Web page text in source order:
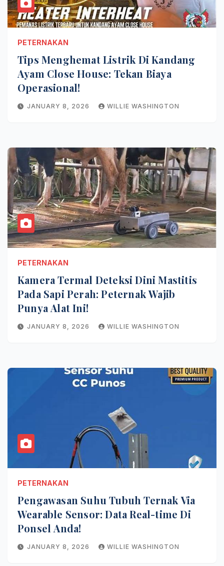
PETERNAKAN
Tips Menghemat Listrik Di Kandang
Ayam Close House: Tekan Biaya
Operasional!
JANUARY 8, 2026 WILLIE WASHINGTON
PETERNAKAN
Kamera Termal Deteksi Dini Mastitis
Pada Sapi Perah: Peternak Wajib
Punya Alat Ini!
JANUARY 8, 2026 WILLIE WASHINGTON
PETERNAKAN
Pengawasan Suhu Tubuh Ternak Via
Wearable Sensor: Data Real-time Di
Ponsel Anda!
JANUARY 8, 2026 WILLIE WASHINGTON